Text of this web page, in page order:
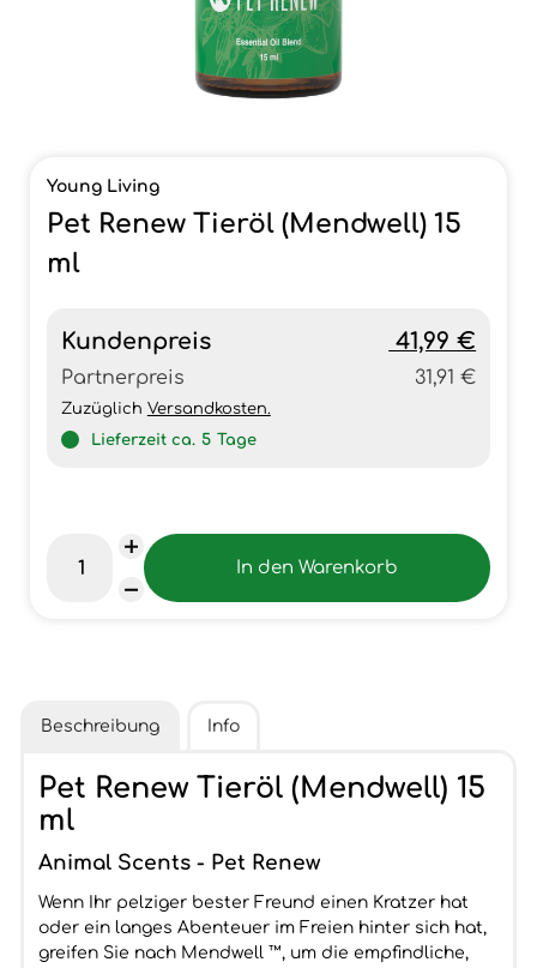
Young Living
Pet Renew Tieröl (Mendwell) 15
ml
Kundenpreis 41,99 €
Partnerpreis 31,91 €
Zuzüglich Versandkosten.
Lieferzeit ca. 5 Tage
Beschreibung Info
Pet Renew Tieröl (Mendwell) 15
ml
Animal Scents - Pet Renew
Wenn Ihr pelziger bester Freund einen Kratzer hat
oder ein langes Abenteuer im Freien hinter sich hat,
greifen Sie nach Mendwell ™, um die empfindliche,